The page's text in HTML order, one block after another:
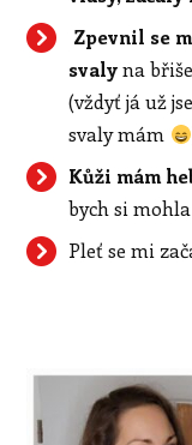
Zpevnil se
svalyna
(vždyť já už
svaly mám
Kůži mám
bych si
Pleť se mi